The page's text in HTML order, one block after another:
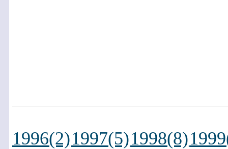
1996(2)1997(5)1998(8)